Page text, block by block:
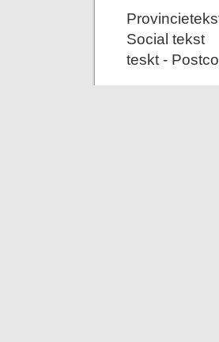
Social tekst
teskt -